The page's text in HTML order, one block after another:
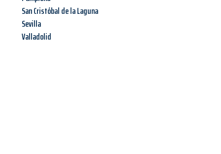
San Cristóbal de la Laguna
Sevilla
Valladolid